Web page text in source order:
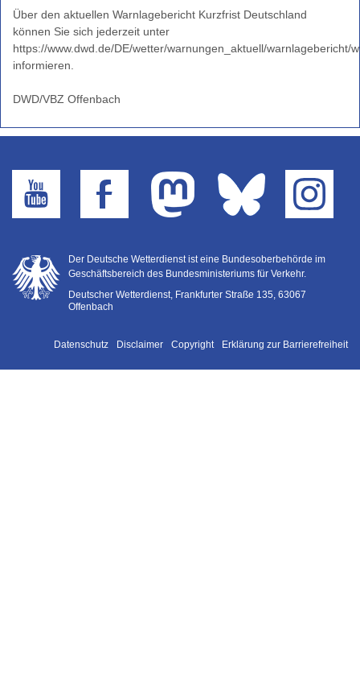
Über den aktuellen Warnlagebericht Kurzfrist Deutschland
können Sie sich jederzeit unter
https://www.dwd.de/DE/wetter/warnungen_aktuell/warnlagebericht/
informieren.
DWD/VBZ Offenbach
Der Deutsche Wetterdienst ist eine Bundesoberbehörde im
Geschäftsbereich des Bundesministeriums für Verkehr.
Deutscher Wetterdienst, Frankfurter Straße 135, 63067
Offenbach
Datenschutz Disclaimer Copyright Erklärung zur Barrierefreiheit